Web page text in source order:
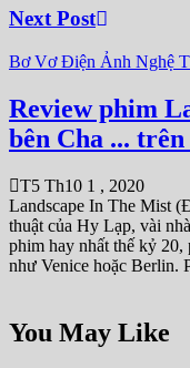
Next Post
Bơ VơĐiện Ảnh Nghệ
Review phim
bên Cha ...
T5 Th10 1 , 2020
Landscape In The Mist
thuật của Hy Lạp, vài
phim hay nhất thế kỷ
như Venice hoặc
You May Like